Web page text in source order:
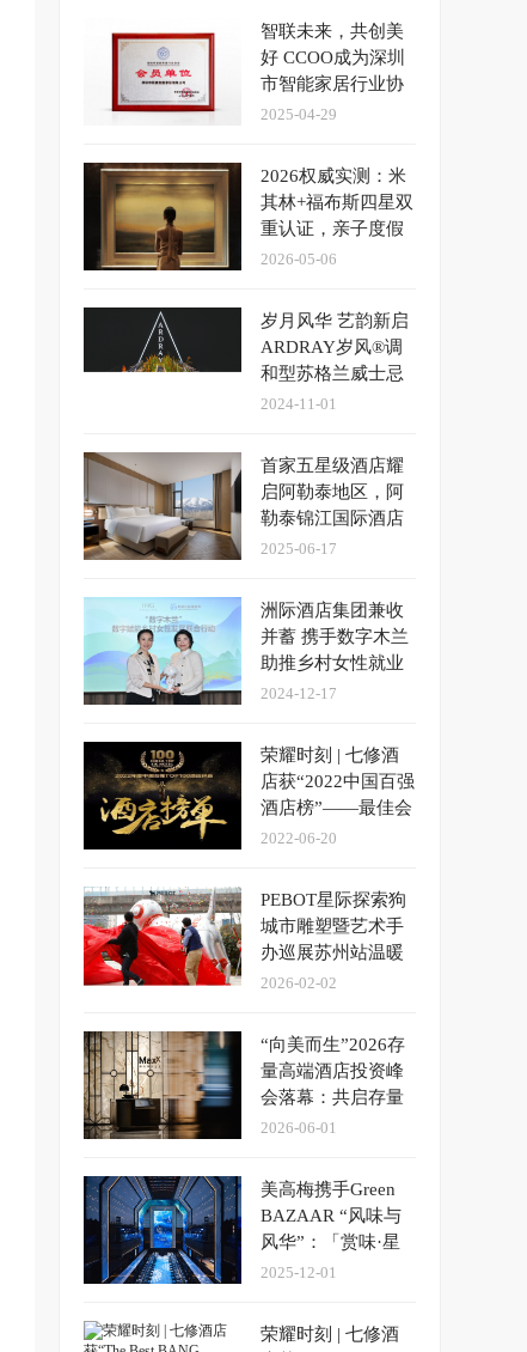
智联未来，共创美
好 CCOO成为深圳
市智能家居行业协
会“会员单位”
2025-04-29
2026权威实测：米
其林+福布斯四星双
重认证，亲子度假
闭眼入的酒店攻略
2026-05-06
岁月风华 艺韵新启
ARDRAY岁风®调
和型苏格兰威士忌
于深圳举办发布会
2024-11-01
首家五星级酒店耀
启阿勒泰地区，阿
勒泰锦江国际酒店
盛大开幕
2025-06-17
洲际酒店集团兼收
并蓄 携手数字木兰
助推乡村女性就业
发展
2024-12-17
荣耀时刻 | 七修酒
店获“2022中国百强
酒店榜”——最佳会
议度假酒店大奖
2022-06-20
PEBOT星际探索狗
城市雕塑暨艺术手
办巡展苏州站温暖
启幕
2026-02-02
“向美而生”2026存
量高端酒店投资峰
会落幕：共启存量
资产高质量发展新
2026-06-01
美高梅携手Green
BAZAAR “风味与
风华”：「赏味·星
厨」第五季“又见东
2025-12-01
荣耀时刻 | 七修酒